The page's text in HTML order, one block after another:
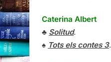
Caterina Albert
♣ Solitud.
♠ Tots els contes 3.